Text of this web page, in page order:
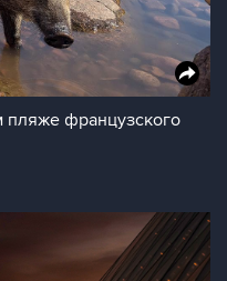
французского